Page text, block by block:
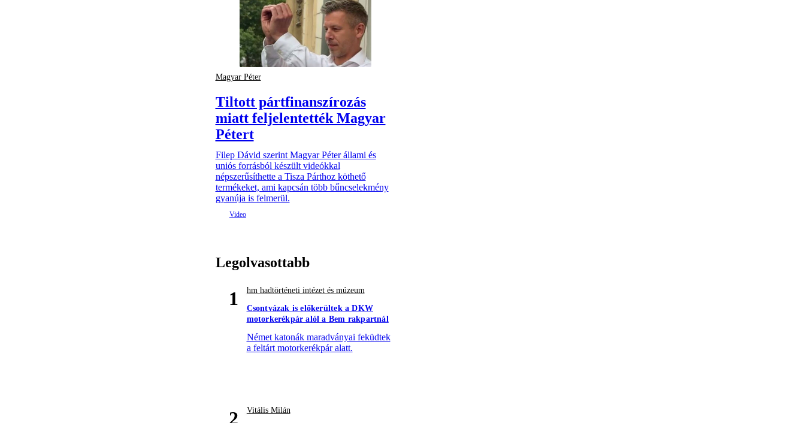
Magyar Péter
Tiltott pártfinanszírozás
miatt feljelentették Magyar
Pétert
Filep Dávid szerint Magyar Péter állami és
uniós forrásból készült videókkal
népszerűsíthette a Tisza Párthoz köthető
termékeket, ami kapcsán több bűncselekmény
gyanúja is felmerül.
Legolvasottabb
1
hm hadtörténeti intézet és múzeum
Csontvázak is előkerültek a DKW
motorkerékpár alól a Bem rakpartnál
Német katonák maradványai feküdtek
a feltárt motorkerékpár alatt.
2
Vitális Milán